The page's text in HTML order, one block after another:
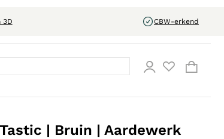
3D CBW-erkend
| Bruin | Aardewerk